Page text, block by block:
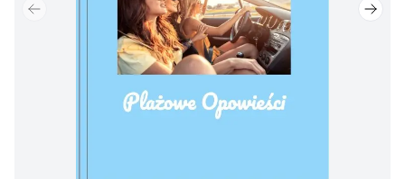
Poprzedni slajd